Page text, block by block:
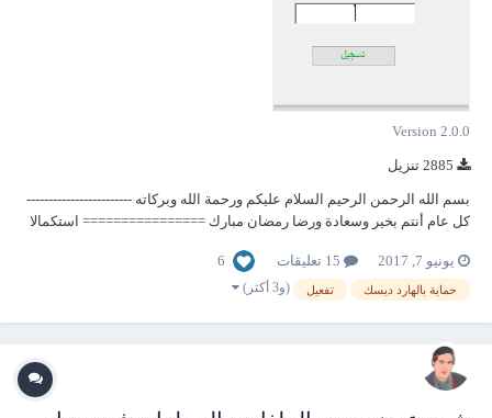
Version 2.0.0
بسم الله الرحمن الرحيم السلام عليكم ورحمة الله وبركاته ------------------------
كل عام أنتم بخير وسعادة ورضا رمضان مبارك ================ استكمالا
نسخة تجريبية في الأكسس لمدة أسبوع أو شهر...
يونيو 7, 2017 6
حماية بالهارد ديسك تفعيل (و3 أكثر)